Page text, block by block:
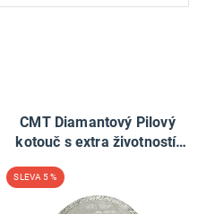
Obchodní podmínky
CMT Diamantový Pilový
kotouč s extra životností,
25 ks, pro Fein, Festool
5 %